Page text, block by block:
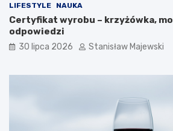
LIFESTYLE NAUKA
Certyfikat wyrobu – krzyżówka,
odpowiedzi
30 lipca 2026 Stanisław Majewski